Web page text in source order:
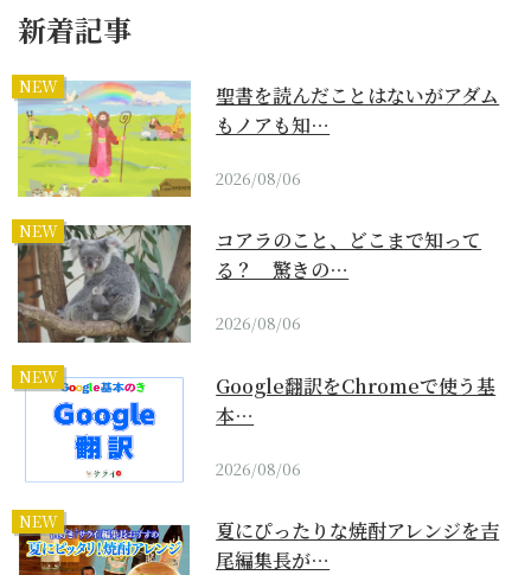
新着記事
NEW
聖書を読んだことはないがアダム
もノアも知…
2026/08/06
NEW
コアラのこと、どこまで知って
る？ 驚きの…
2026/08/06
NEW
Google翻訳をChromeで使う基
本…
2026/08/06
NEW
夏にぴったりな焼酎アレンジを吉
尾編集長が…